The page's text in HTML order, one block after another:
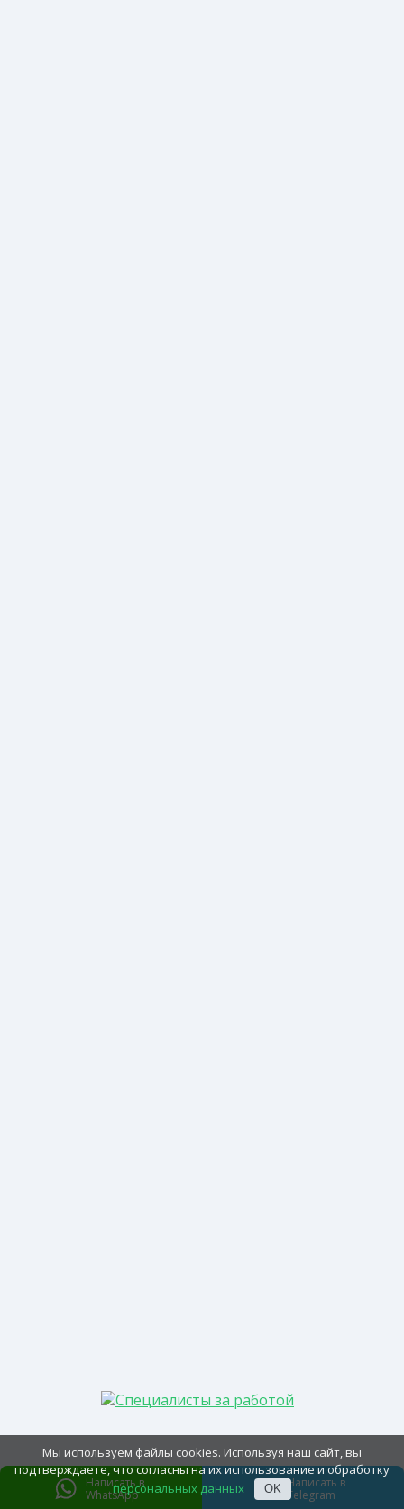
Написать в
WhatsApp
Написать в
Telegram
Мы используем файлы cookies. Используя наш сайт, вы
подтверждаете, что согласны на их использование и обработку
персональных данных
OK